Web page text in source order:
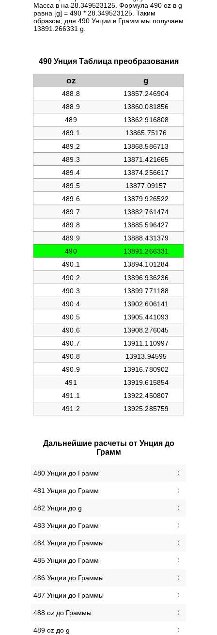
Масса в на 28.349523125. Формула 490 oz в g
равна [g] = 490 * 28.349523125. Таким
образом, для 490 Унции в Грамм мы получаем
13891.266331 g.
490 Унция Таблица преобразования
Дальнейшие расчеты от Унция до
Грамм
480 Унции до Грамм
481 Унция до Грамм
482 Унции до g
483 Унции до Грамм
484 Унции до Граммы
485 Унции до Грамм
486 Унции до Граммы
487 Унции до Граммы
488 oz до Граммы
489 oz до g